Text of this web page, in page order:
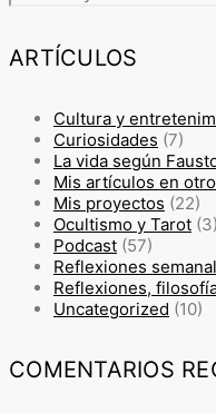
ARTÍCULOS
Cultura y
Curiosidades (7)
La vida según
Mis artículos en
Mis proyectos (22)
Ocultismo y Tarot (3)
Podcast (57)
Reflexiones
Reflexiones,
Uncategorized (10)
COMENTARIOS